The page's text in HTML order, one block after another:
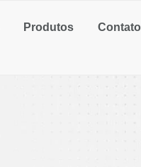
Produtos Contato